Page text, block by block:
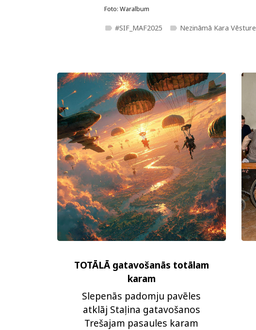
Foto: Waralbum
label #SIF_MAF2025 label Nezināmā Kara Vēsture
TOTĀLĀ gatavošanās totālam
karam
Slepenās padomju pavēles
atklāj Staļina gatavošanos
Trešajam pasaules karam